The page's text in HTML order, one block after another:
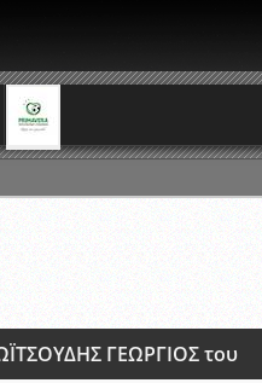
και αγωνιστικών δοκιμασιών
ΓΕΩΡΓΙΟΣ του